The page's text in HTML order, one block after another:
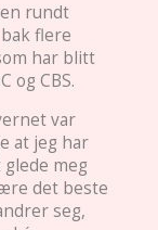
rundt
flere
har blitt
og CBS.
var
at jeg har
meg
det beste
seg,